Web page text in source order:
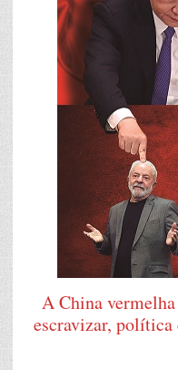
A China
escravizar, política